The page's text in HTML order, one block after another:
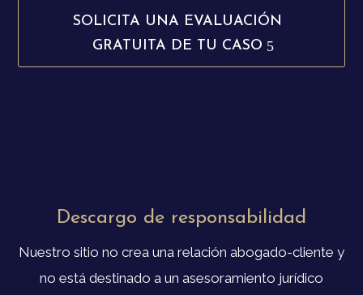
SOLICITA UNA EVALUACIÓN
GRATUITA DE TU CASO
Descargo de responsabilidad
Nuestro sitio no crea una relación abogado-cliente y
no está destinado a un asesoramiento jurídico